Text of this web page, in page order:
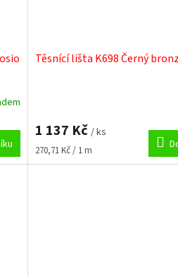
Těsnící lišta K698 Černý
1 137 Kč / ks
Měrná
cena:
270,71 Kč / 1 m